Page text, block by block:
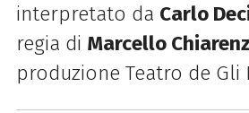
interpretato da Carlo
regia di Marcello
produzione Teatro de Gli